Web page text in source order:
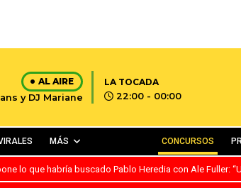
AL AIRE
y DJ Mariane
LA TOCADA
22:00 - 00:00
MÁS CONCURSOS
lo que habría buscado Pablo Heredia con Ale Fuller: